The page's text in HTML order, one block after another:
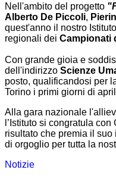
Nell'ambito del progetto
Alberto De Piccoli,
quest'anno il nostro
regionali dei Campionati
Con grande gioia e
dell'indirizzo Scienze
posto, qualificandosi per
Torino i primi giorni di
Alla gara nazionale
l’Istituto si congratula
risultato che premia il
di orgoglio per tutta la
Notizie